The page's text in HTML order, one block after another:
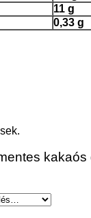
11 g
0,33 g
kakaós